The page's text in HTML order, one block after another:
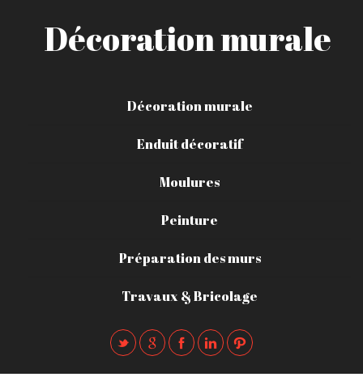
Décoration murale
Décoration murale
Enduit décoratif
Moulures
Peinture
Préparation des murs
Travaux & Bricolage